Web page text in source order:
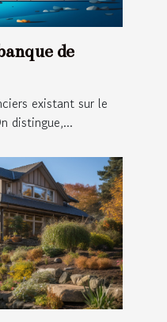
de
existant sur le
distingue,...